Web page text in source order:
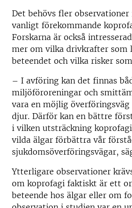
Det behövs fler
vanligt förekommande
Forskarna är också
mer om vilka drivkrafter som
beteendet och vilka risker
– I avföring kan det finnas
miljöföroreningar och
vara en möjlig
djur. Därför kan en bättre
i vilken utsträckning
vilda älgar förbättra vår
sjukdomsöverföringsvägar,
Ytterligare observationer
om koprofagi faktiskt är ett
beteende hos älgar eller om